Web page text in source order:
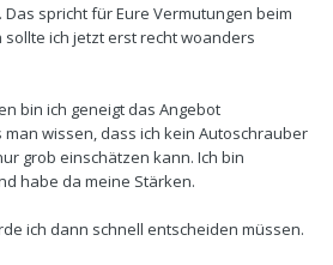
spricht für Eure Vermutungen beim
ich jetzt erst recht woanders
bin ich geneigt das Angebot
wissen, dass ich kein Autoschrauber
grob einschätzen kann. Ich bin
habe da meine Stärken.
ich dann schnell entscheiden müssen.